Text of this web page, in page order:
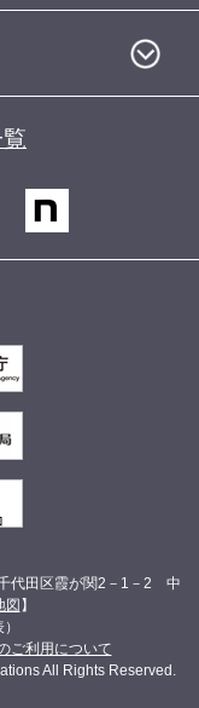
代田区霞が関2－1－2 中
図 】
ご利用について
All Rights Reserved.